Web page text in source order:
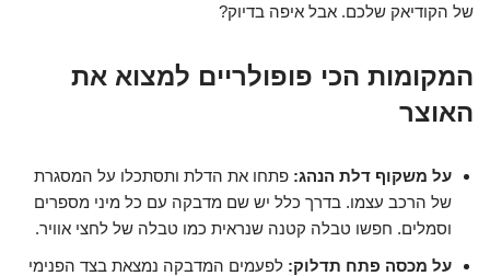
של הקודיאק שלכם. אבל איפה בדיוק?
המקומות הכי פופולריים למצוא את
האוצר
על משקוף דלת הנהג: פתחו את הדלת ותסתכלו על המסגרת
של הרכב עצמו. בדרך כלל יש שם מדבקה עם כל מיני מספרים
וסמלים. חפשו טבלה קטנה שנראית כמו טבלה של לחצי אוויר.
על מכסה פתח תדלוק: לפעמים המדבקה נמצאת בצד הפנימי